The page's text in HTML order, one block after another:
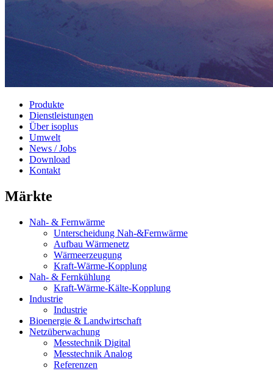
Produkte
Dienstleistungen
Über isoplus
Umwelt
News / Jobs
Download
Kontakt
Märkte
Nah- & Fernwärme
Unterscheidung Nah-&Fernwärme
Aufbau Wärmenetz
Wärmeerzeugung
Kraft-Wärme-Kopplung
Nah- & Fernkühlung
Kraft-Wärme-Kälte-Kopplung
Industrie
Industrie
Bioenergie & Landwirtschaft
Netzüberwachung
Messtechnik Digital
Messtechnik Analog
Referenzen